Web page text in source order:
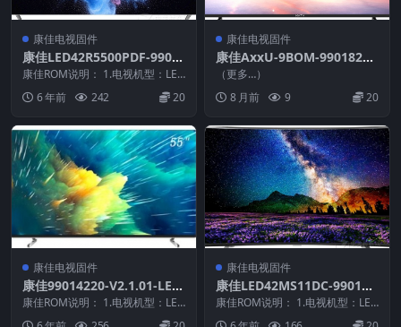
康佳电视固件
康佳LED42R5500PDF-9901
1691-V1.1.04-72000256YT
原厂系统刷机电视固件包下载
康佳ROM说明： 1.电视机型：LED
42R5500PDF 2.物料号：9901...
6 年前 242 20
康佳电视固件
康佳AxxU-9BOM-99018221
-V1.0.32-主程序_U盘刷机固
件
（更多…）
8 月前
9 20
康佳电视固件
康佳99014220-V2.1.01-LED
50X9800U-2BOM-7200069
0YT原厂系统刷机电视固件包
康佳ROM说明： 1.电视机型：LED
50X9800U 2.物料号：990142...
康佳电视固件
康佳LED42MS11DC-990102
43-V1.1.00原厂系统刷机电视
固件包下载
康佳ROM说明： 1.电视机型：LED
42MS11DC 2.物料号：990102...